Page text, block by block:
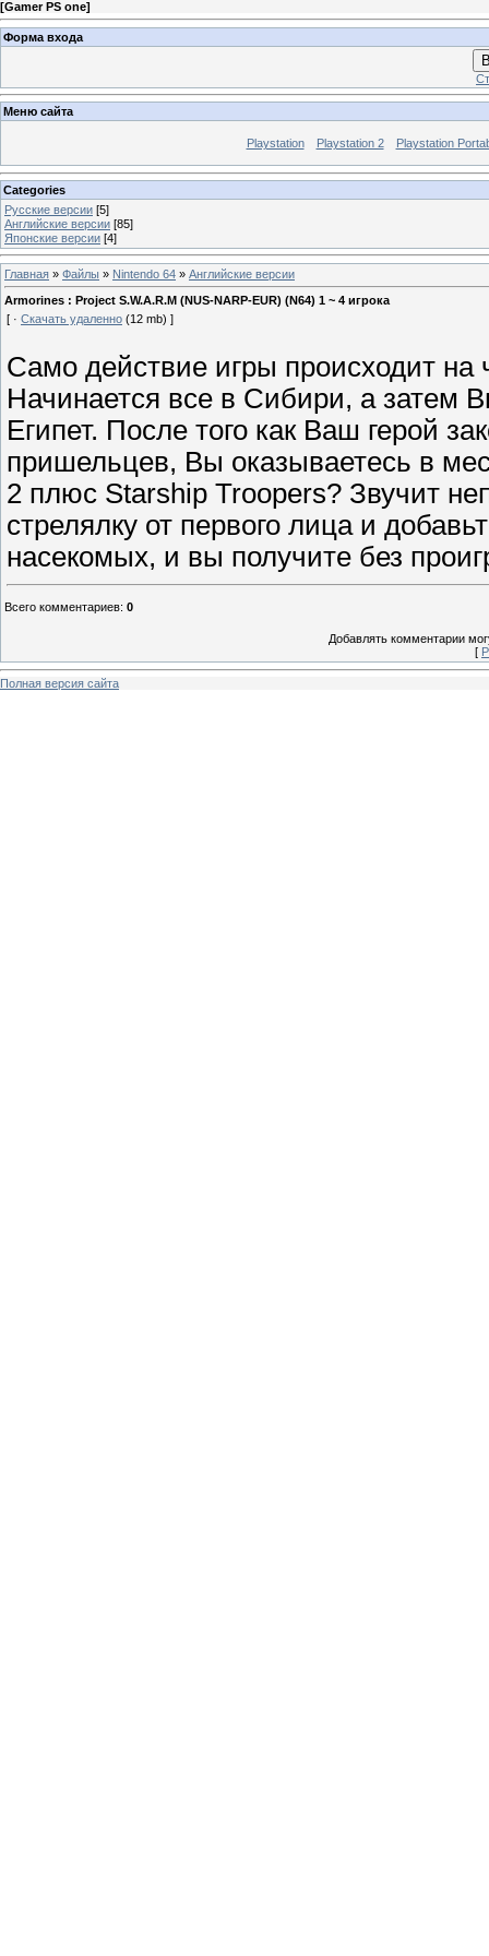
[Gamer PS one]
Форма входа
Меню сайта
Playstation Playstation 2 Playstation
Categories
Русские версии [5]
Английские версии [85]
Японские версии [4]
Главная » Файлы » Nintendo 64 » Английские версии
Armorines : Project S.W.A.R.M (NUS-NARP-EUR) (N64) 1 ~ 4 игрока
[ · Скачать удаленно (12 mb) ]
Само действие игры происходит
Начинается все в Сибири, а затем
Египет. После того как Ваш герой
пришельцев, Вы оказываетесь в
2 плюс Starship Troopers? Звучит
стрелялку от первого лица и
насекомых, и вы получите без
Всего комментариев: 0
Добавлять комментарии
[
Полная версия сайта